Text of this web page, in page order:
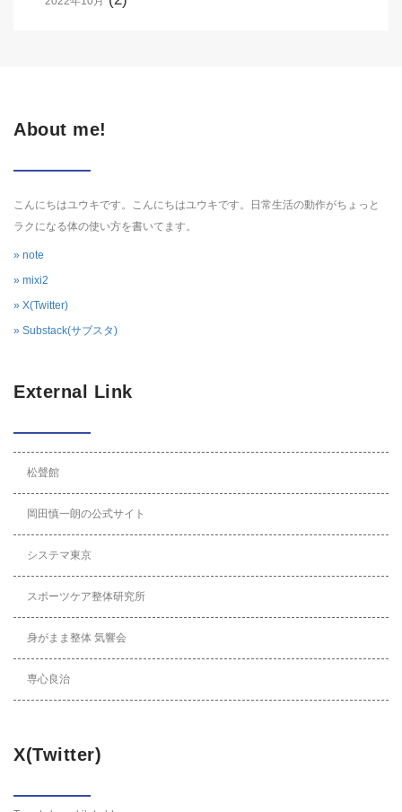
About me!
こんにちはユウキです。こんにちはユウキです。日常生活の動作がちょっと
ラクになる体の使い方を書いてます。
» note
» mixi2
» X(Twitter)
» Substack(サブスタ)
External Link
松聲館
岡田慎一朗の公式サイト
システマ東京
スポーツケア整体研究所
身がまま整体 気響会
専心良治
X(Twitter)